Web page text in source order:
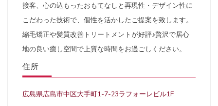
接客、心の込もったおもてなしと再現性・デザイン性に
こだわった技術で、個性を活かしたご提案を致します。
縮毛矯正や髪質改善トリートメントが好評♪贅沢で居心
地の良い癒し空間で上質な時間をお過ごしください。
住所
広島県広島市中区大手町1-7-23ラフォーレビル1F